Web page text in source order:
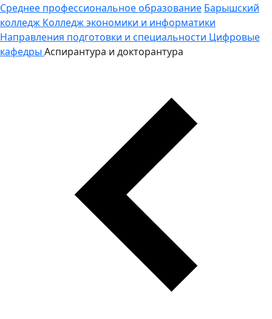
Среднее профессиональное образование Барышский
колледж Колледж экономики и информатики
Направления подготовки и специальности Цифровые
кафедры Аспирантура и докторантура